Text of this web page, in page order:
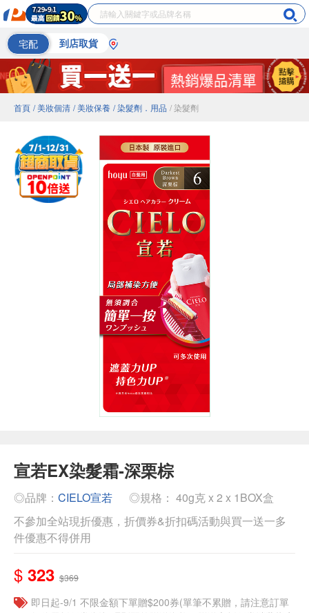
宅配 到店取貨
首頁 / 美妝個清 / 美妝保養 / 染髮劑．用品 / 染髮劑
宣若EX染髮霜-深栗棕
◎品牌： CIELO宣若
◎規格： 40g克 x 2 x 1BOX盒
不參加全站現折優惠，折價券&折扣碼活動與買一送一多
件優惠不得併用
$ 323 $369
即日起-9/1 不限金額下單贈$200券(單筆不累贈，請注意訂單